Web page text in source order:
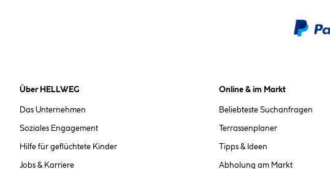
Über HELLWEG
Das Unternehmen
Soziales Engagement
Hilfe für geflüchtete Kinder
Jobs & Karriere
Online & im Markt
Beliebteste Suchanfragen
Terrassenplaner
Tipps & Ideen
Abholung am Markt